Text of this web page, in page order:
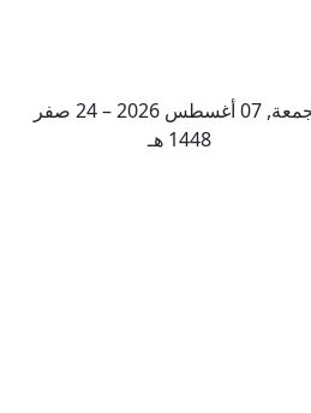
الجمعة, 07 أغسطس 2026 – 24 صفر
1448 هـ